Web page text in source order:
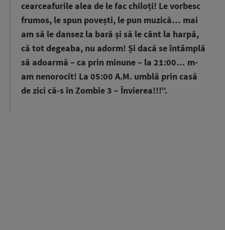
cearceafurile alea de le fac chiloți! Le vorbesc
frumos, le spun povești, le pun muzică… mai
am să le dansez la bară și să le cânt la harpă,
că tot degeaba, nu adorm! Și dacă se întâmplă
să adoarmă – ca prin minune – la 21:00… m-
am nenorocit! La 05:00 A.M. umblă prin casă
de zici că-s în Zombie 3 – Învierea!!!”.